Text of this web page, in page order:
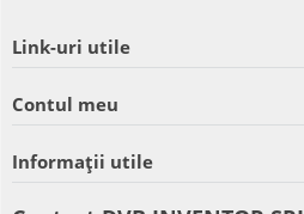
Link-uri utile
Contul meu
Informații utile